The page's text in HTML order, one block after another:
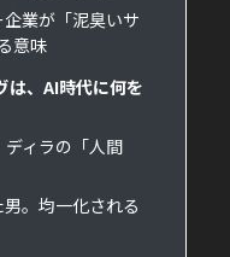
業が「泥臭いサ
意味
は、AI時代に何を
ィラの「人間
。均一化される